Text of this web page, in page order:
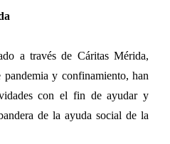
a través de Cáritas Mérida,
pandemia y confinamiento, han
con el fin de ayudar y
de la ayuda social de la